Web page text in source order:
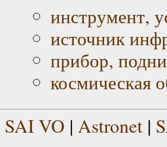
инструмент,
источник
прибор,
космическая
SAI VO | Astronet |